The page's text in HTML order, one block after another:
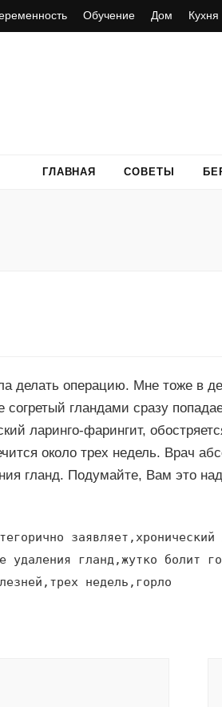
Обучение Дом Кухня
ГЛАВНАЯ СОВЕТЫ
делать операцию. Мне тоже в
согретый гландами сразу
ларинго-фарингит,
около трех недель. Врач
гланд. Подумайте, Вам это
удаления гланд,жутко болит
недель,горло